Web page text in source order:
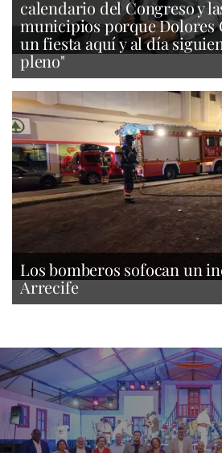
calendario del Congreso y
municipios porque Dolores
un fiesta aquí y al día
pleno"
Los bomberos sofocan un
Arrecife